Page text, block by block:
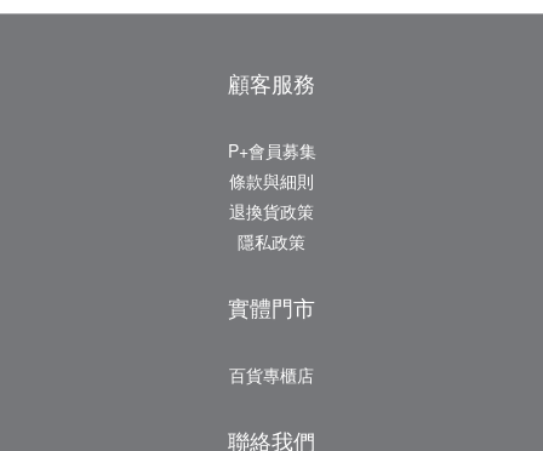
顧客服務
P+會員募集
條款與細則
退換貨政策
隱私政策
實體門市
百貨專櫃店
聯絡我們